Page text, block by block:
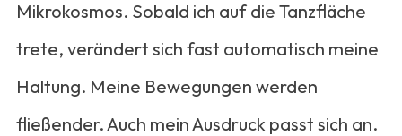
Mikrokosmos. Sobald ich auf die Tanzfläche
trete, verändert sich fast automatisch meine
Haltung. Meine Bewegungen werden
fließender. Auch mein Ausdruck passt sich an.